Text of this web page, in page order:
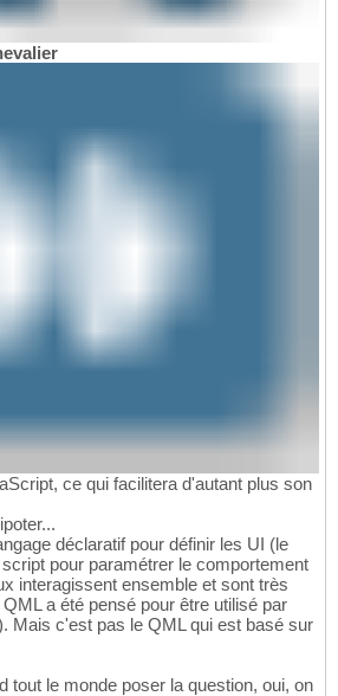
ce qui facilitera d'autant plus son
déclaratif pour définir les UI (le
pour paramétrer le comportement
interagissent ensemble et sont très
a été pensé pour être utilisé par
Mais c'est pas le QML qui est basé sur
tout le monde poser la question, oui, on